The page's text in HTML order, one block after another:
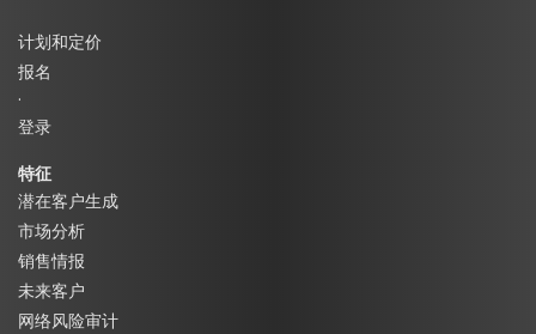
计划和定价
报名
·
登录
特征
潜在客户生成
市场分析
销售情报
未来客户
网络风险审计